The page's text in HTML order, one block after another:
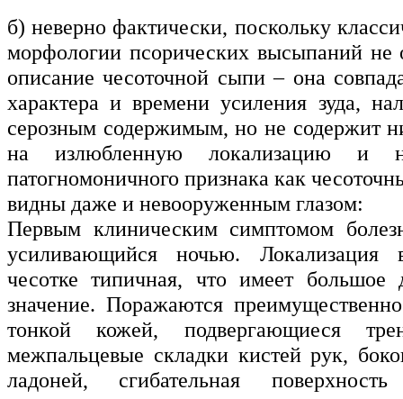
б) неверно фактически, поскольку
морфологии псорических высыпаний не
описание чесоточной сыпи – она
характера и времени усиления зуда,
серозным содержимым, но не содержит
на излюбленную локализацию и
патогномоничного признака как
видны даже и невооруженным глазом:
Первым клиническим симптомом
усиливающийся ночью. Локализация
чесотке типичная, что имеет большое
значение. Поражаются
тонкой кожей, подвергающиеся
межпальцевые складки кистей рук,
ладоней, сгибательная поверхность